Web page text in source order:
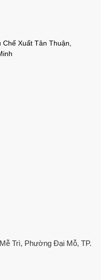
Xuất Tân Thuận,
Trì, Phường Đại Mỗ, TP.